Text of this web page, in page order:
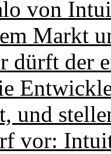
von
Markt
der
und
vor: